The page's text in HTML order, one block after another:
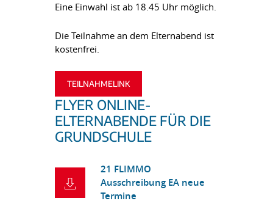
Eine Einwahl ist ab 18.45 Uhr möglich.
Die Teilnahme an dem Elternabend ist
kostenfrei.
TEILNAHMELINK
FLYER ONLINE-
ELTERNABENDE FÜR DIE
GRUNDSCHULE
21 FLIMMO
Ausschreibung EA neue
Termine